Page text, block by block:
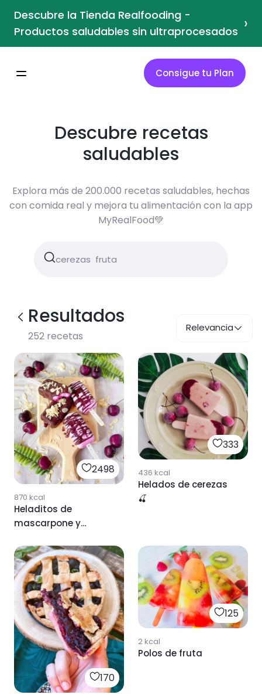
Descubre la Tienda Realfooding -
Productos saludables sin ultraprocesados ›
Consigue tu Plan
Descubre recetas
saludables
Explora más de 200.000 recetas saludables, hechas
con comida real y mejora tu alimentación con la app
MyRealFood💚
Resultados
252 recetas
Relevancia
2498
870 kcal
Heladitos de
mascarpone y
333
436 kcal
Helados de cerezas
🍒
170
125
2kcal
Polos de fruta